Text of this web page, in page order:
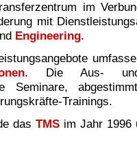
im
mit
Engineering.
. Die Aus- und
Seminare,
Trainings.
das TMS im Jahr